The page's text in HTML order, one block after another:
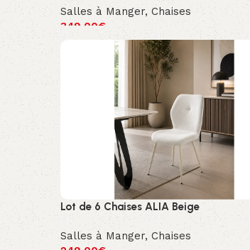
Salles à Manger, Chaises
349.00€
Lot de 6 Chaises ALIA Beige
Salles à Manger, Chaises